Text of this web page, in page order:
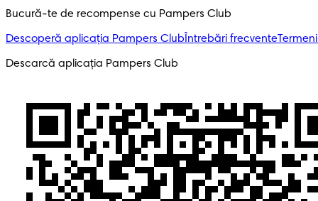
Bucură-te de recompense cu Pampers Club
Descoperă aplicația Pampers Club Întrebări frecvente
Descarcă aplicația Pampers Club